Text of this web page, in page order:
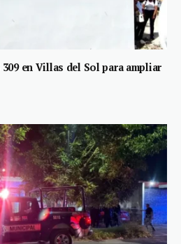
en Villas del Sol para ampliar